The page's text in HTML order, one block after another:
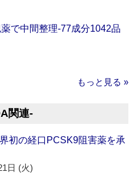
で中間整理‐77成分1042品
もっと見る »
関連‐
初の経口PCSK9阻害薬を承
日 (火)